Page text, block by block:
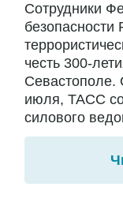
Сотрудники
безопасности
честь 300-
Севастополе.
июля, ТАСС
силового